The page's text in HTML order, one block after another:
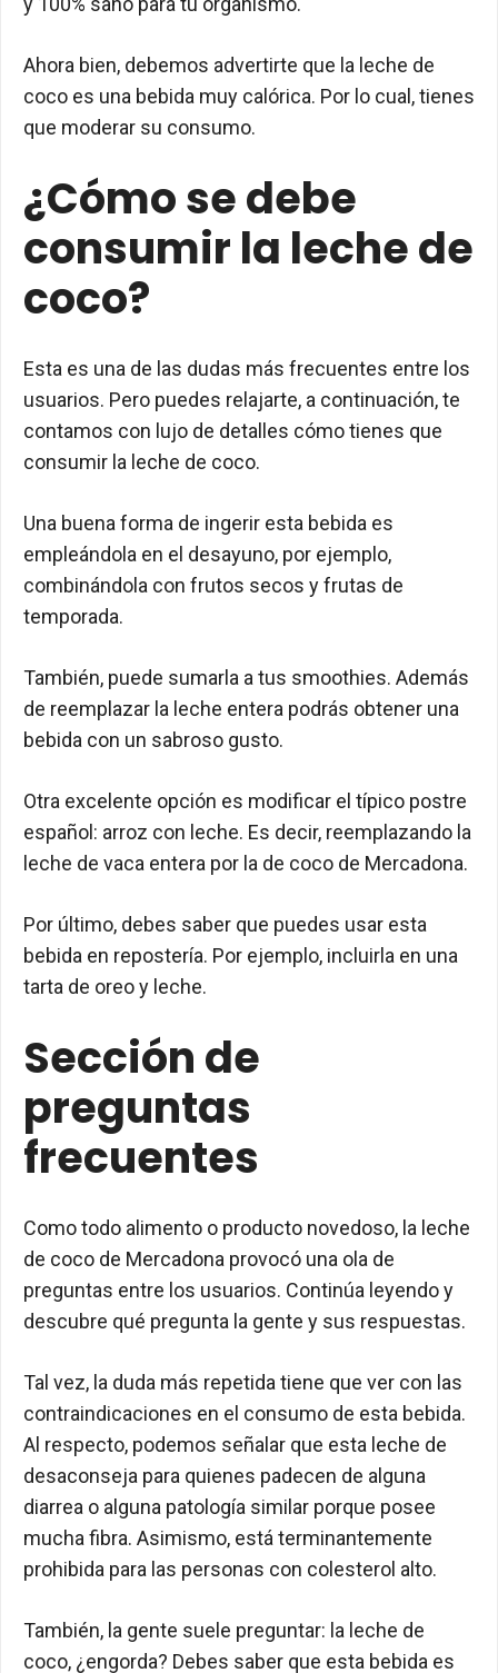
Ahora bien, debemos advertirte que la leche de
coco es una bebida muy calórica. Por lo cual, tienes
que moderar su consumo.
¿Cómo se debe
consumir la leche de
coco?
Esta es una de las dudas más frecuentes entre los
usuarios. Pero puedes relajarte, a continuación, te
contamos con lujo de detalles cómo tienes que
consumir la leche de coco.
Una buena forma de ingerir esta bebida es
empleándola en el desayuno, por ejemplo,
combinándola con frutos secos y frutas de
temporada.
También, puede sumarla a tus smoothies. Además
de reemplazar la leche entera podrás obtener una
bebida con un sabroso gusto.
Otra excelente opción es modificar el típico postre
español: arroz con leche. Es decir, reemplazando la
leche de vaca entera por la de coco de Mercadona.
Por último, debes saber que puedes usar esta
bebida en repostería. Por ejemplo, incluirla en una
tarta de oreo y leche.
Sección de
preguntas
frecuentes
Como todo alimento o producto novedoso, la leche
de coco de Mercadona provocó una ola de
preguntas entre los usuarios. Continúa leyendo y
descubre qué pregunta la gente y sus respuestas.
Tal vez, la duda más repetida tiene que ver con las
contraindicaciones en el consumo de esta bebida.
Al respecto, podemos señalar que esta leche de
desaconseja para quienes padecen de alguna
diarrea o alguna patología similar porque posee
mucha fibra. Asimismo, está terminantemente
prohibida para las personas con colesterol alto.
También, la gente suele preguntar: la leche de
coco, ¿engorda? Debes saber que esta bebida es